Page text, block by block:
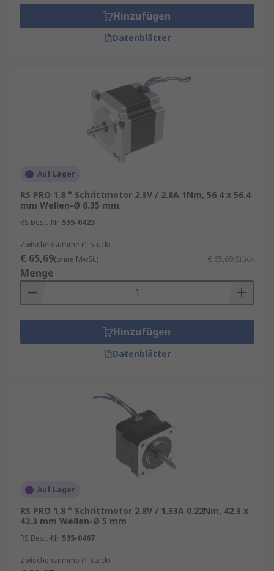
müssen zum Treiber passen.
Einsatzgebiet: Je nach Anwendung
empfehlen wir unterschiedliche Motor‑ und
Hinzufügen
Datenblätter
Auf Lager
RS PRO 1.8 ° Schrittmotor 2.3V / 2.8A 1Nm, 56.4 x 56.4
mm Wellen-Ø 6.35 mm
RS Best.-Nr. 535-0423
Zwischensumme (1 Stück)
€ 65,69(ohne MwSt.) € 65,69/Stück
Menge
Hinzufügen
Datenblätter
Auf Lager
RS PRO 1.8 ° Schrittmotor 2.8V / 1.33A 0.22Nm, 42.3 x
42.3 mm Wellen-Ø 5 mm
RS Best.-Nr. 535-0467
Zwischensumme (1 Stück)